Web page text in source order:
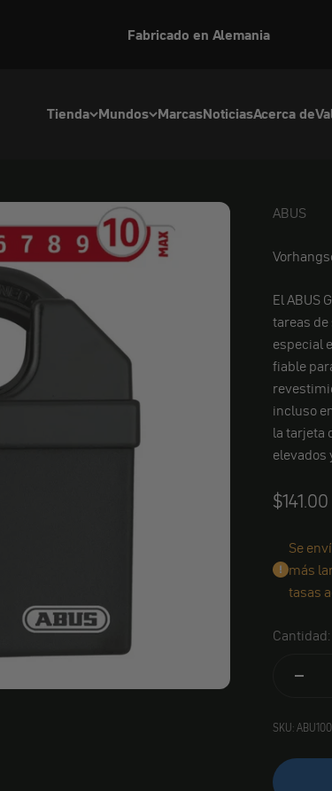
Fabricado en Alemania
Tienda Mundos MarcasNoticiasAcerca de
ABUS
ABUS
El ABUS
tareas
especial
fiable
incluso
la tarjeta
elevados
Angebot
$141.00
Se
más
tasas
Cantidad:
SKU: